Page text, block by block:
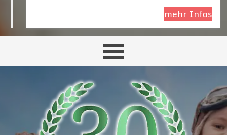
mehr Infos